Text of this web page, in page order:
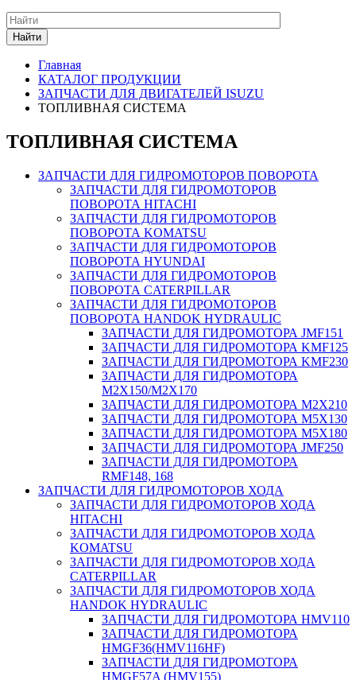
Найти
Главная
КАТАЛОГ ПРОДУКЦИИ
ЗАПЧАСТИ ДЛЯ ДВИГАТЕЛЕЙ ISUZU
ТОПЛИВНАЯ СИСТЕМА
ТОПЛИВНАЯ СИСТЕМА
ЗАПЧАСТИ ДЛЯ ГИДРОМОТОРОВ ПОВОРОТА
ЗАПЧАСТИ ДЛЯ ГИДРОМОТОРОВ
ПОВОРОТА HITACHI
ЗАПЧАСТИ ДЛЯ ГИДРОМОТОРОВ
ПОВОРОТА KOMATSU
ЗАПЧАСТИ ДЛЯ ГИДРОМОТОРОВ
ПОВОРОТА HYUNDAI
ЗАПЧАСТИ ДЛЯ ГИДРОМОТОРОВ
ПОВОРОТА CATERPILLAR
ЗАПЧАСТИ ДЛЯ ГИДРОМОТОРОВ
ПОВОРОТА HANDOK HYDRAULIC
ЗАПЧАСТИ ДЛЯ ГИДРОМОТОРА JMF151
ЗАПЧАСТИ ДЛЯ ГИДРОМОТОРА KMF125
ЗАПЧАСТИ ДЛЯ ГИДРОМОТОРА KMF230
ЗАПЧАСТИ ДЛЯ ГИДРОМОТОРА
M2X150/M2X170
ЗАПЧАСТИ ДЛЯ ГИДРОМОТОРА M2X210
ЗАПЧАСТИ ДЛЯ ГИДРОМОТОРА M5X130
ЗАПЧАСТИ ДЛЯ ГИДРОМОТОРА M5X180
ЗАПЧАСТИ ДЛЯ ГИДРОМОТОРА JMF250
ЗАПЧАСТИ ДЛЯ ГИДРОМОТОРА
RMF148, 168
ЗАПЧАСТИ ДЛЯ ГИДРОМОТОРОВ ХОДА
ЗАПЧАСТИ ДЛЯ ГИДРОМОТОРОВ ХОДА
HITACHI
ЗАПЧАСТИ ДЛЯ ГИДРОМОТОРОВ ХОДА
KOMATSU
ЗАПЧАСТИ ДЛЯ ГИДРОМОТОРОВ ХОДА
CATERPILLAR
ЗАПЧАСТИ ДЛЯ ГИДРОМОТОРОВ ХОДА
HANDOK HYDRAULIC
ЗАПЧАСТИ ДЛЯ ГИДРОМОТОРА HMV110
ЗАПЧАСТИ ДЛЯ ГИДРОМОТОРА
HMGF36(HMV116HF)
ЗАПЧАСТИ ДЛЯ ГИДРОМОТОРА
HMGF57A (HMV155)